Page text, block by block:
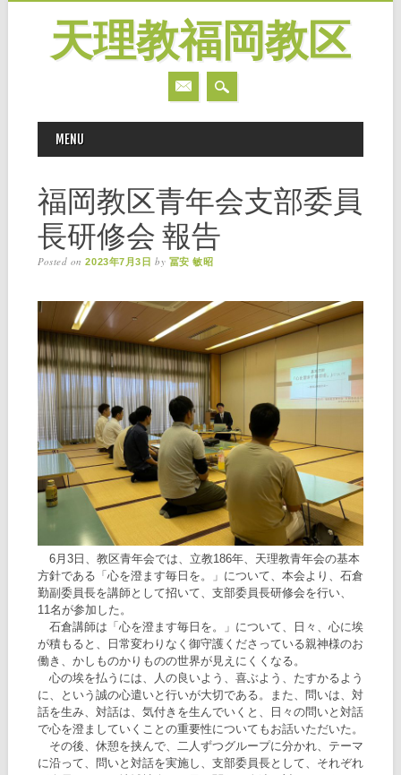
天理教福岡教区
MAIN MENU
MENU
福岡教区青年会支部委員
長研修会 報告
Posted on2023年7月3日 by 冨安 敏昭
6月3日、教区青年会では、立教186年、天理教青年会の基本
方針である「心を澄ます毎日を。」について、本会より、石倉
勤副委員長を講師として招いて、支部委員長研修会を行い、
11名が参加した。
石倉講師は「心を澄ます毎日を。」について、日々、心に埃
が積もると、日常変わりなく御守護くださっている親神様のお
働き、かしものかりものの世界が見えにくくなる。
心の埃を払うには、人の良いよう、喜ぶよう、たすかるよう
に、という誠の心遣いと行いが大切である。また、問いは、対
話を生み、対話は、気付きを生んでいくと、日々の問いと対話
で心を澄ましていくことの重要性についてもお話いただいた。
その後、休憩を挟んで、二人ずつグループに分かれ、テーマ
に沿って、問いと対話を実施し、支部委員長として、それぞれ